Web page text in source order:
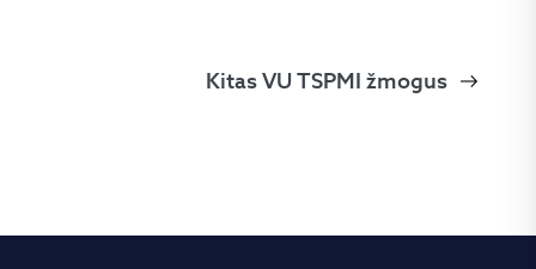
Kitas VU TSPMI žmogus